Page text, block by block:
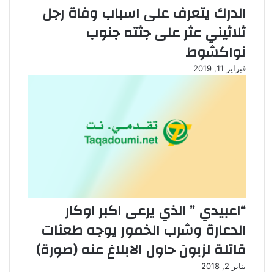
الدرك يتعرف على اسباب وفاة رجل
ثلاثيني عثر على جثته جنوب
نواكشوط
فبراير 11, 2019
“اعبيدي ” الذي يرعى اكبر اوكار
الدعارة وشرب الخمور يوجه طعنات
قاتلة لزبون حاول الابلاغ عنه (صورة)
يناير 2, 2018